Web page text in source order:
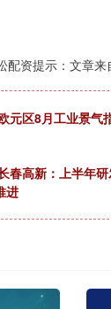
配资提示：文章来
元区8月工业景气
春高新：上半年
进